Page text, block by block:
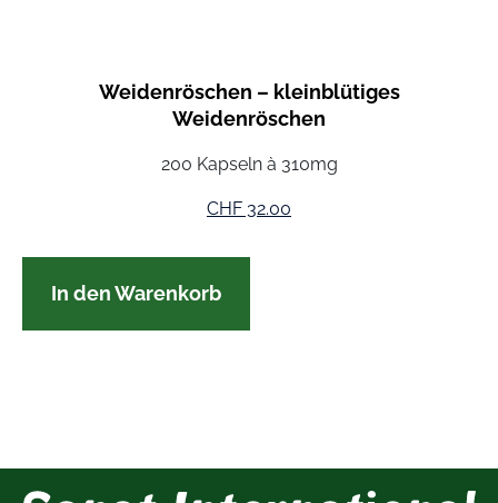
Weidenröschen – kleinblütiges
Weidenröschen
200 Kapseln à 310mg
CHF 32.00
In den Warenkorb